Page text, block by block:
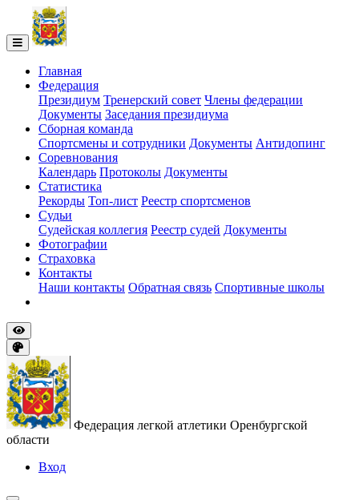
Главная
Федерация
Президиум Тренерский совет Члены федерации
Документы Заседания президиума
Сборная команда
Спортсмены и сотрудники Документы Антидопинг
Соревнования
Календарь Протоколы Документы
Статистика
Рекорды Топ-лист Реестр спортсменов
Судьи
Судейская коллегия Реестр судей Документы
Фотографии
Страховка
Контакты
Наши контакты Обратная связь Спортивные школы
Федерация легкой атлетики Оренбургской
области
Вход